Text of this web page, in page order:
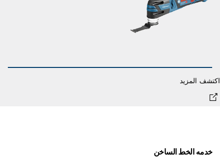
المزيد
خدمه الخط الساخن